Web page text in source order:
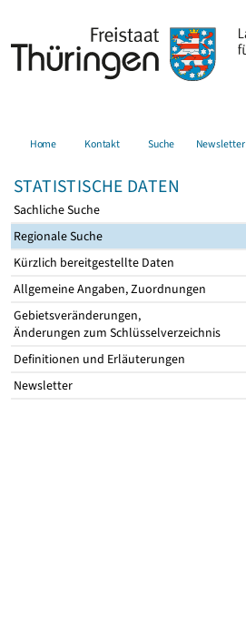
Home Kontakt Suche Newsletter
STATISTISCHE DATEN
Sachliche Suche
Regionale Suche
Kürzlich bereitgestellte Daten
Allgemeine Angaben, Zuordnungen
Gebietsveränderungen,
Änderungen zum Schlüsselverzeichnis
Definitionen und Erläuterungen
Newsletter